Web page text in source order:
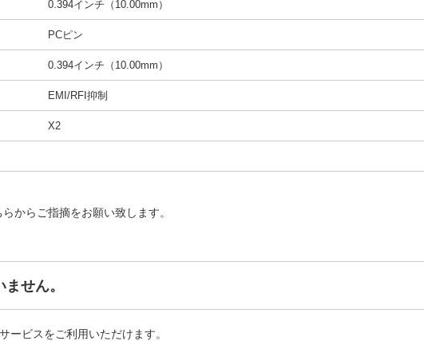
0.394インチ（10.00mm）
PCピン
0.394インチ（10.00mm）
EMI/RFI抑制
X2
からご指摘をお願い致します。
せん。
ービスをご利用いただけます。